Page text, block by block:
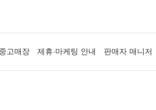
중고매장 제휴·마케팅 안내 판매자 매니저